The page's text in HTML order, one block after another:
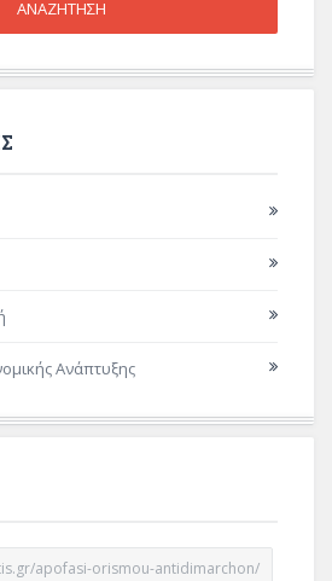
Ανάπτυξης
apofasi-orismou-antidimarchon/